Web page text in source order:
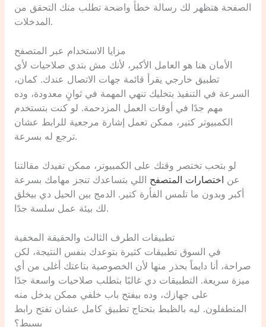
الصفحة هتظهر لك رسالة خطأ واضحة تطلب منك التحقق من
المدخلات.
مزايا الاستخدام عبر المتصفح
الأمان هنا هو العامل الأكبر، لأنك مش بتدي صلاحيات لأي
تطبيق خارجي يقرأ قائمة جهات الاتصال عندك. كمان،
السرعة في التنفيذ بتخليك تنهي المهمة في ثوانٍ معدودة، وده
مهم جدًا في أوقات العمل المزدحمة. لو كنت بتستخدم
الكمبيوتر كتير، ممكن تعمل إشارة مرجعية للرابط عشان
ترجع له بسرعة.
لو بتحب تختصر وقتك على الكمبيوتر، ممكن تفيدك مقالتنا
عن
اختصارات المتصفح اللي بتساعدك تنجز مهامك بسرعة
أكبر وبدون ما تلمس الفأرة كتير. الدمج بين الحيل دي بيخلق
لك بيئة عمل سلسة جدًا.
تطبيقات الطرف الثالث والحقيقة المخفية
في السوق تطبيقات كثيرة بتوعدك بنفس النتيجة، لكن
صراحة، أنا دايماً بحذر منها لأن الخصوصية بتاعتك أغلى من أي
ميزة سريعة. التطبيقات دي غالبًا بتطلب صلاحيات واسعة جدًا
على جهازك، وده بيفتح باب خلفي ممكن يدخل منه
المتطفلون. ليه بالظبط بتحتاج تطبيق كامل عشان تفتح رابط
بسيط؟